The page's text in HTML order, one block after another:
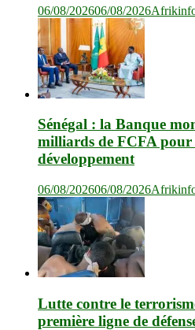
06/08/202606/08/2026
Sénégal : la Banque
milliards de FCFA pour
développement
06/08/202606/08/2026
Lutte contre le
première ligne de